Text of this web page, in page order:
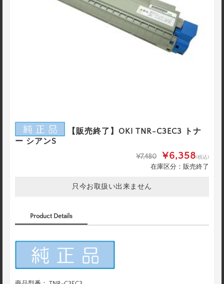
【販売終了】OKI TNR-C3EC3 トナ
ー シアンS
¥7,480 ¥6,358(税込)
在庫区分：販売終了
只今お取扱い出来ません
Product Details